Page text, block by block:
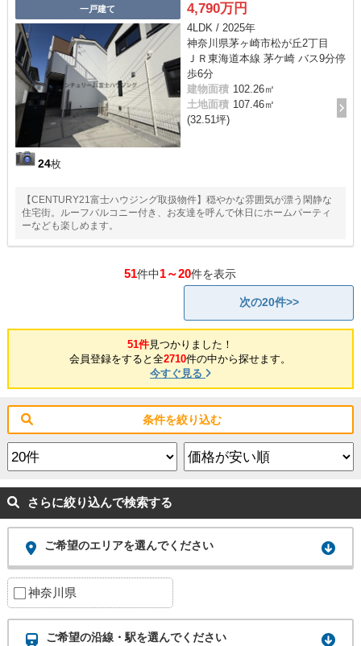
一戸建て
24枚
4,790万円
4LDK / 2025年
神奈川県茅ヶ崎市松が丘2丁目
ＪＲ東海道本線 茅ケ崎 バス9分停
歩6分
建物面積 102.26㎡
土地面積 107.46㎡
(32.51坪)
【CENTURY21富士ハウジング取扱物件】穏やかな雰囲気が漂う閑静な
住宅街。ルーフバルコニー付き、お友達を呼んで休日にホームパーティ
ーなども楽しめます。
51件中1～20件を表示
次の20件>>
51件見つかりました！
会員登録をすると全2710件の中から探せます。
今すぐ見る
条件を絞り込む
さらに絞り込んで検索する
ご希望のエリアを選んでください
神奈川県
ご希望の沿線・駅を選んでください